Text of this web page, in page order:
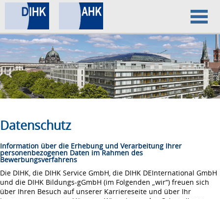
Home
Datenschutz
Impressum
Datenschutz
Information über die Erhebung und Verarbeitung Ihrer
personenbezogenen Daten im Rahmen des
Bewerbungsverfahrens
Die DIHK, die DIHK Service GmbH, die DIHK DEInternational GmbH
und die DIHK Bildungs-gGmbH (im Folgenden „wir“) freuen sich
über Ihren Besuch auf unserer Karriereseite und über Ihr